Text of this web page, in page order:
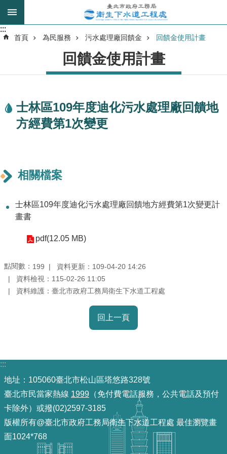
跳到主要內容區塊
進
我
的
訊
息
介
紹
政
府
訊
公
開
:::
:::
首頁 為民服務 污水處理廠回饋金 回饋金使用計畫
回饋金使用計畫
士林區109年度迪化污水處理廠回饋地
方經費第1次變更
相關檔案
士林區109年度迪化污水處理廠回饋地方經費第1次變更計
畫書
pdf(12.05 MB)
點閱數： 199
資料更新：109-04-20 14:26
資料檢視：115-02-26 11:05
資料維護：臺北市政府工務局衛生下水道工程處
回上一頁
:::
地址：105060臺北市松山區塔悠路328號
臺北市民當家熱線 1999 （免付費電話服務，公共電話及預付
卡除外）或撥(02)2597-3185
版權所有@臺北市政府工務局衛生下水道工程處 最佳瀏覽畫
面1024*768